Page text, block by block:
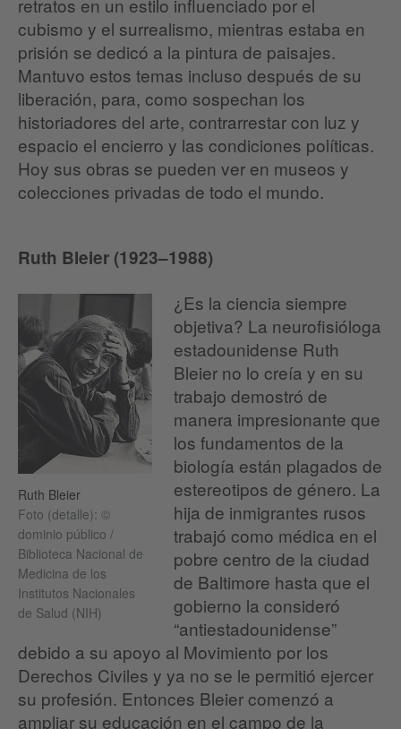
retratos en un estilo influenciado por el
cubismo y el surrealismo, mientras estaba en
prisión se dedicó a la pintura de paisajes.
Mantuvo estos temas incluso después de su
liberación, para, como sospechan los
historiadores del arte, contrarrestar con luz y
espacio el encierro y las condiciones políticas.
Hoy sus obras se pueden ver en museos y
colecciones privadas de todo el mundo.
Ruth Bleier (1923–1988)
Ruth Bleier
Foto (detalle): ©
dominio público /
Biblioteca Nacional de
Medicina de los
Institutos Nacionales
de Salud (NIH)
¿Es la ciencia siempre
objetiva? La neurofisióloga
estadounidense Ruth
Bleier no lo creía y en su
trabajo demostró de
manera impresionante que
los fundamentos de la
biología están plagados de
estereotipos de género. La
hija de inmigrantes rusos
trabajó como médica en el
pobre centro de la ciudad
de Baltimore hasta que el
gobierno la consideró
“antiestadounidense”
debido a su apoyo al Movimiento por los
Derechos Civiles y ya no se le permitió ejercer
su profesión. Entonces Bleier comenzó a
ampliar su educación en el campo de la